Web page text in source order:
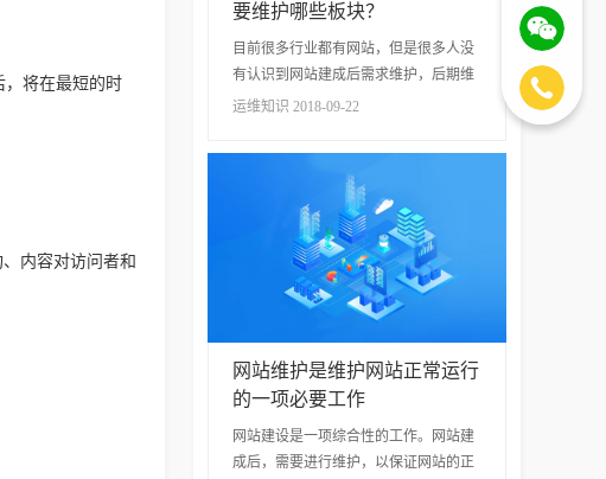
，将在最短的时
内容对访问者和
要维护哪些板块？
目前很多行业都有网站，但是很多人没
有认识到网站建成后需求维护，后期维
护也很重要，让我们理解要进行哪些维
定期维护服务器硬件，有针对性地设置
运维知识 2018-09-22
网站维护是维护网站正常运行
的一项必要工作
网站建设是一项综合性的工作。网站建
成后，需要进行维护，以保证网站的正